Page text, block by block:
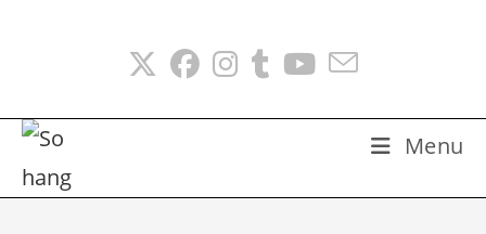
Menu